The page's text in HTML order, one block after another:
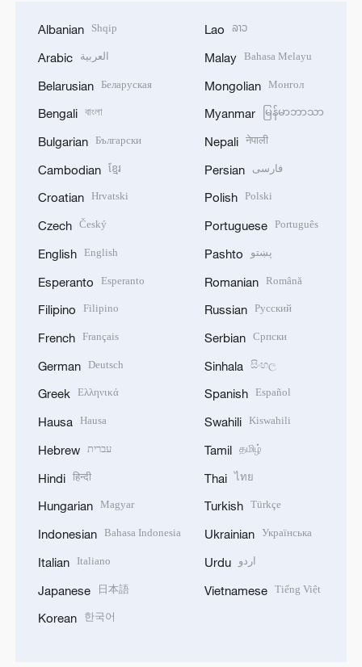
Albanian Shqip
Arabic العربية
Belarusian Беларуская
Bengali বাংলা
Bulgarian Български
Cambodian ខ្មែរ
Croatian Hrvatski
Czech Český
English English
Esperanto Esperanto
Filipino Filipino
French Français
German Deutsch
Greek Ελληνικά
Hausa Hausa
Hebrew עברית
Hindi हिन्दी
Hungarian Magyar
Indonesian Bahasa Indonesia
Italian Italiano
Japanese 日本語
Korean 한국어
Lao ລາວ
Malay Bahasa Melayu
Mongolian Монгол
Myanmar မြန်မာဘာသာ
Nepali नेपाली
Persian فارسی
Polish Polski
Portuguese Português
Pashto پښتو
Romanian Română
Russian Русский
Serbian Српски
Sinhala සිංහල
Spanish Español
Swahili Kiswahili
Tamil தமிழ்
Thai ไทย
Turkish Türkçe
Ukrainian Українська
Urdu اردو
Vietnamese Tiếng Việt